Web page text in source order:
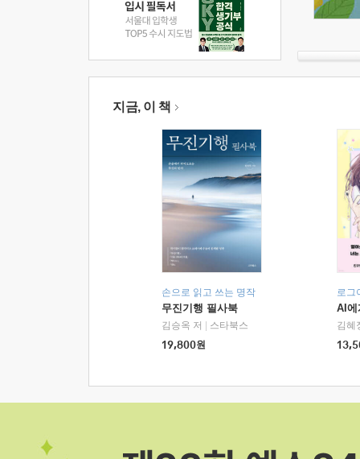
지금, 이 책
손으로 읽고 쓰는 명작
무진기행 필사북
김승옥 저
스타북스
19,800원
로그
AI에
김혜